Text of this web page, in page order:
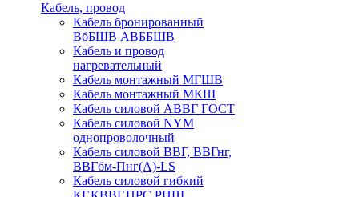
Кабель, провод
Кабель бронированный
ВбБШВ АВББШВ
Кабель и провод
нагревательный
Кабель монтажный МГШВ
Кабель монтажный МКШ
Кабель силовой АВВГ ГОСТ
Кабель силовой NYM
однопроволочный
Кабель силовой ВВГ, ВВГнг,
ВВГбм-Пнг(А)-LS
Кабель силовой гибкий